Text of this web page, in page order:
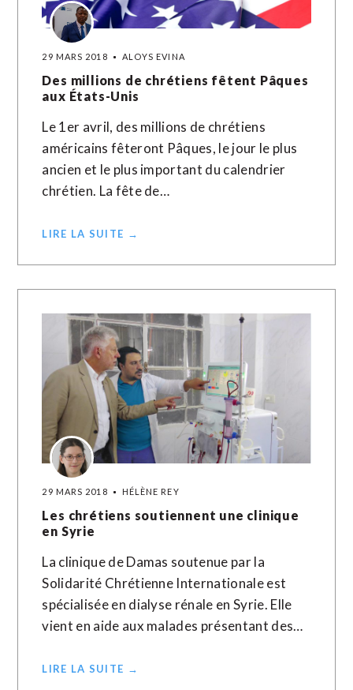
29 MARS 2018 ALOYS EVINA
Des millions de chrétiens fêtent Pâques
aux États-Unis
Le 1er avril, des millions de chrétiens
américains fêteront Pâques, le jour le plus
ancien et le plus important du calendrier
chrétien. La fête de…
LIRE LA SUITE →
29 MARS 2018 HÉLÈNE REY
Les chrétiens soutiennent une clinique
en Syrie
La clinique de Damas soutenue par la
Solidarité Chrétienne Internationale est
spécialisée en dialyse rénale en Syrie. Elle
vient en aide aux malades présentant des…
LIRE LA SUITE →